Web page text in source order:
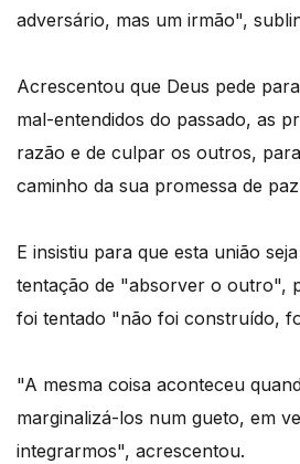
adversário, mas um irmão",
Acrescentou que Deus pede
mal-entendidos do passado, as
razão e de culpar os outros,
caminho da sua promessa de
E insistiu para que esta união
tentação de "absorver o outro",
foi tentado "não foi construído,
"A mesma coisa aconteceu
marginalizá-los num gueto, em
integrarmos", acrescentou.